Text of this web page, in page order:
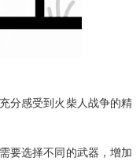
分感受到火柴人战争的精
要选择不同的武器，增加